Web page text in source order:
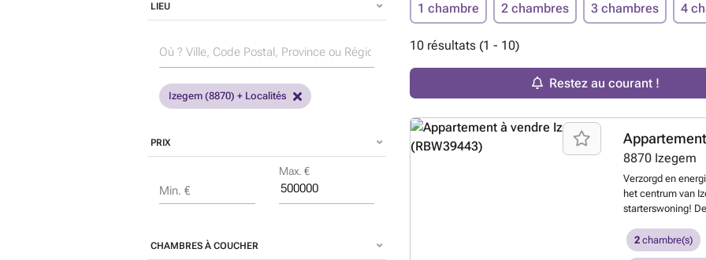
LIEU
Izegem (8870) + Localités
PRIX
Min. €
Max. €
CHAMBRES À COUCHER
1 chambre 2 chambres 3 chambres 4
10 résultats (1 - 10)
Restez au courant !
8870 Izegem
Verzorgd en
het centrum van
starterswoning!
Berging -Terras
pluspunten: -
2 chambre(s)